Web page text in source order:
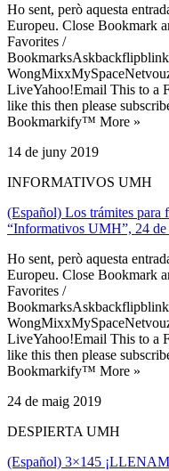
Ho sent, però aquesta
Europeu. Close Bookmark
Favorites /
LiveYahoo!Email This to
like this then please
Bookmarkify™ More »
14 de juny 2019
INFORMATIVOS UMH
(Español) Los trámites
“Informativos UMH”, 24 de
Ho sent, però aquesta
Europeu. Close Bookmark
Favorites /
LiveYahoo!Email This to
like this then please
Bookmarkify™ More »
24 de maig 2019
DESPIERTA UMH
(Español) 3×145